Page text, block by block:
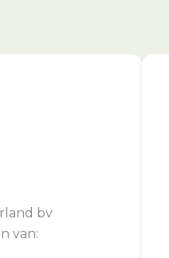
bv
van: